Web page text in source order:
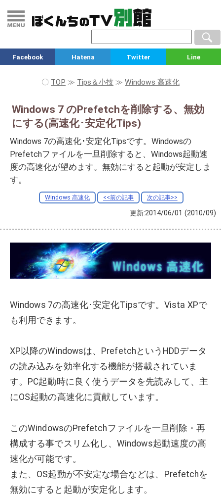
Facebook Hatena Twitter Line
〇 TOP ≫ Tips＆小技 ≫ Windows 高速化
Windows 7 のPrefetchを削除する、無効
にする(高速化･安定化Tips)
Windows 7の高速化･安定化Tipsです。Windowsの
Prefetchファイルを一旦削除すると、Windows起動速
度の高速化が望めます。無効にすると起動が安定しま
す。
Windows 高速化 <<前の記事 次の記事>>
更新:2014/06/01 (2010/09)
Windows 7の高速化･安定化Tipsです。Vista XPで
も利用できます。
XP以降のWindowsは、PrefetchというHDDデータ
の読み込みを効率化する機能が搭載されていま
す。PC起動時に良く使うデータを先読みして、主
にOS起動の高速化に貢献しています。
このWindowsのPrefetchファイルを一旦削除・再
構成する事でスリム化し、Windows起動速度の高
速化が可能です。
また、OS起動が不安定な場合などは、Prefetchを
無効にすると起動が安定化します。